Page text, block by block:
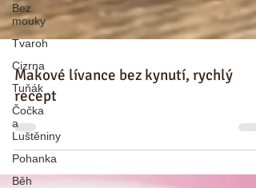
Bez
mouky
Tvaroh
Cizrna
Tuňák
Čočka
a
Luštěniny
Pohanka
Běh
Makové lívance bez kynutí, rychlý
recept